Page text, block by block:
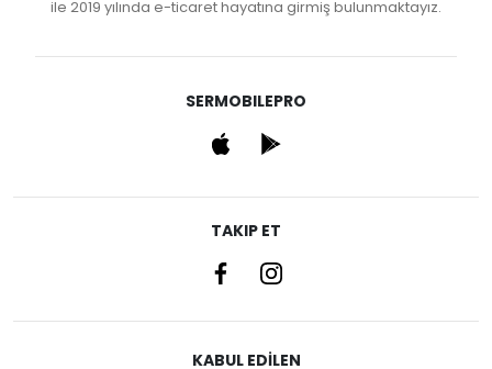
ile 2019 yılında e-ticaret hayatına girmiş bulunmaktayız.
SERMOBILEPRO
TAKIP ET
KABUL EDİLEN